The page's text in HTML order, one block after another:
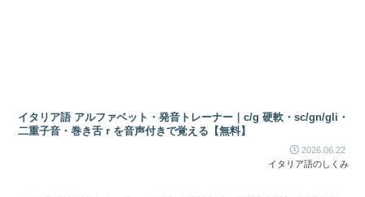
イタリア語 アルファベット・発音トレーナー｜c/g 硬軟・sc/gn/gli・
二重子音・巻き舌 r を音声付きで覚える【無料】
2026.06.22
イタリア語のしくみ